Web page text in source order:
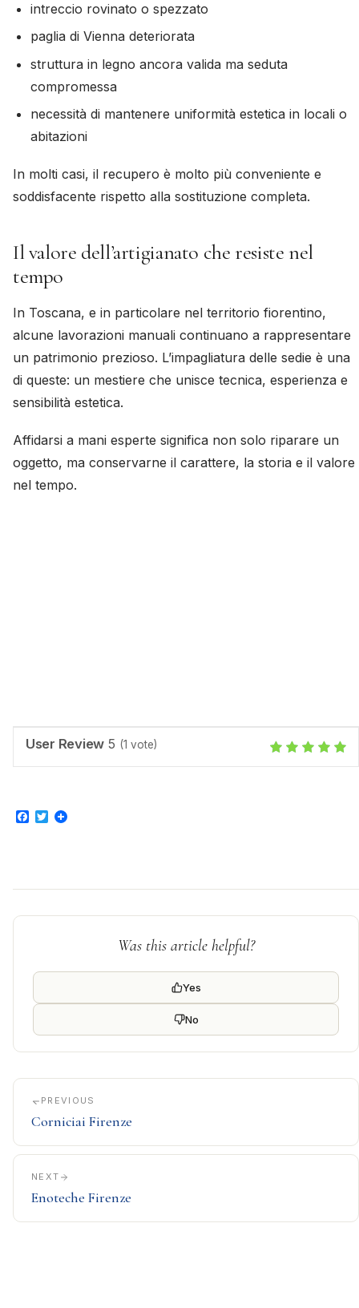
intreccio rovinato o spezzato
paglia di Vienna deteriorata
struttura in legno ancora valida ma seduta
compromessa
necessità di mantenere uniformità estetica in locali o
abitazioni
In molti casi, il recupero è molto più conveniente e
soddisfacente rispetto alla sostituzione completa.
Il valore dell’artigianato che resiste nel
tempo
In Toscana, e in particolare nel territorio fiorentino,
alcune lavorazioni manuali continuano a rappresentare
un patrimonio prezioso. L’impagliatura delle sedie è una
di queste: un mestiere che unisce tecnica, esperienza e
sensibilità estetica.
Affidarsi a mani esperte significa non solo riparare un
oggetto, ma conservarne il carattere, la storia e il valore
nel tempo.
User Review 5 (1 vote)
Facebook
Twitter
Was this article helpful?
Yes
No
PREVIOUS
Corniciai Firenze
NEXT
Enoteche Firenze